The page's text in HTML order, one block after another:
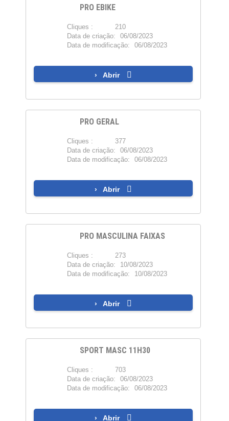
PRO EBIKE
Cliques :
210
Data de criação:
06/08/2023
Data de modificação:
06/08/2023
Abrir
PRO GERAL
Cliques :
377
Data de criação:
06/08/2023
Data de modificação:
06/08/2023
Abrir
PRO MASCULINA FAIXAS
Cliques :
273
Data de criação:
10/08/2023
Data de modificação:
10/08/2023
Abrir
SPORT MASC 11H30
Cliques :
703
Data de criação:
06/08/2023
Data de modificação:
06/08/2023
Abrir